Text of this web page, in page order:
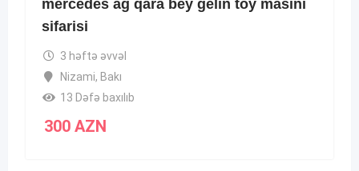
mercedes ag qara bey gelin toy masini
sifarisi
3 həftə əvvəl
Nizami, Bakı
13 Dəfə baxılıb
300 AZN